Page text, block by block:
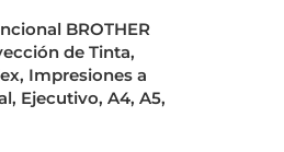
BROTHER
de Tinta,
Impresiones a
Ejecutivo, A4, A5,